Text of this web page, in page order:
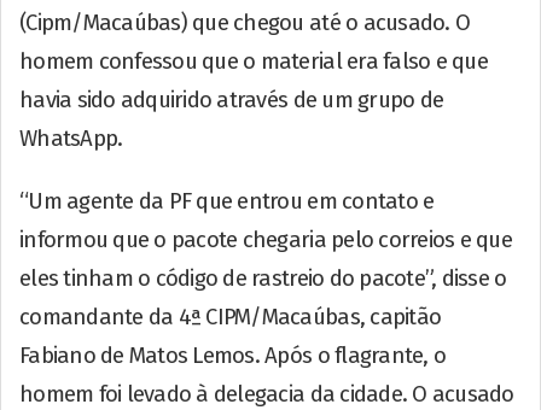
(Cipm/Macaúbas) que chegou até o acusado. O
homem confessou que o material era falso e que
havia sido adquirido através de um grupo de
WhatsApp.
“Um agente da PF que entrou em contato e
informou que o pacote chegaria pelo correios e que
eles tinham o código de rastreio do pacote”, disse o
comandante da 4ª CIPM/Macaúbas, capitão
Fabiano de Matos Lemos. Após o flagrante, o
homem foi levado à delegacia da cidade. O acusado